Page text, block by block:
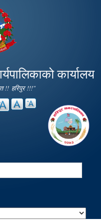
कार्यालय
!! हरिपुर !!!"